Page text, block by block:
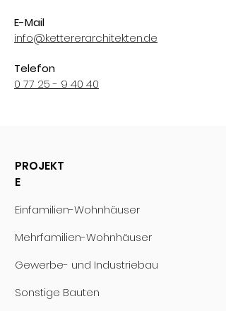
E-Mail
info@kettererarchitekten.de
Telefon
0 77 25 - 9 40 40
PROJEKT
E
Einfamilien-Wohnhäuser
Mehrfamilien-Wohnhäuser
Gewerbe- und Industriebau
Sonstige Bauten